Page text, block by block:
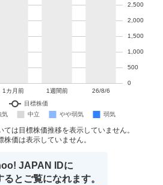
は目標株価推移を表示していません。
価は表示していません。
JAPAN IDに
るとご覧になれます。